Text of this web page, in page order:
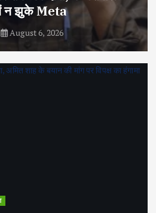
न झुके Meta
August 6, 2026